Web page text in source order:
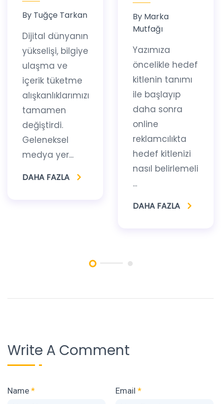
By Tuğçe Tarkan
Dijital dünyanın
yükselişi, bilgiye
ulaşma ve
içerik tüketme
alışkanlıklarımızı
tamamen
değiştirdi.
Geleneksel
medya yer...
DAHA FAZLA
By Marka
Mutfağı
Yazımıza
öncelikle hedef
kitlenin tanımı
ile başlayıp
daha sonra
online
reklamcılıkta
hedef kitlenizi
nasıl belirlemeli
...
DAHA FAZLA
Write A Comment
Name * Email *